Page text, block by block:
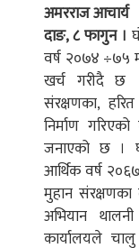
अमरराज आचार्य
दाङ, ८ फागुन ।
वर्ष २०७४ ÷७५
खर्च गरीदै छ ।
संरक्षणका,
निर्माण
जनाएको छ ।
आर्थिक वर्ष
मुहान
अभियान
कार्यालयले